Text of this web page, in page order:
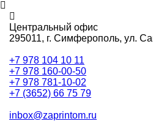
Центральный офис
295011, г. Симферополь, ул.
+7 978 104 10 11
+7 978 160-00-50
+7 978 781-10-02
+7 (3652) 66 75 79
inbox@zaprintom.ru